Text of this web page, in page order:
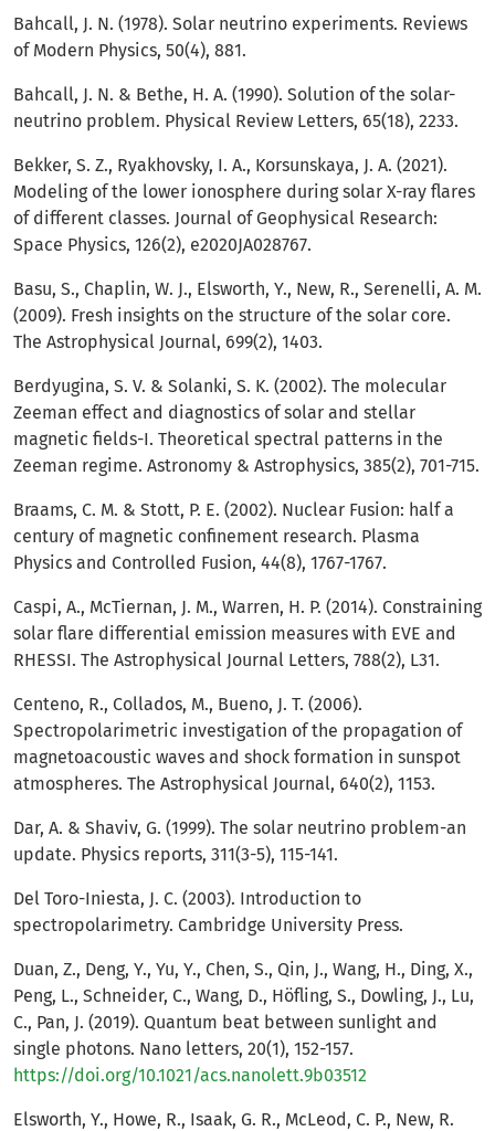
Bahcall, J. N. (1978). Solar neutrino experiments. Reviews
of Modern Physics, 50(4), 881.
Bahcall, J. N. & Bethe, H. A. (1990). Solution of the solar-
neutrino problem. Physical Review Letters, 65(18), 2233.
Bekker, S. Z., Ryakhovsky, I. A., Korsunskaya, J. A. (2021).
Modeling of the lower ionosphere during solar X-ray flares
of different classes. Journal of Geophysical Research:
Space Physics, 126(2), e2020JA028767.
Basu, S., Chaplin, W. J., Elsworth, Y., New, R., Serenelli, A. M.
(2009). Fresh insights on the structure of the solar core.
The Astrophysical Journal, 699(2), 1403.
Berdyugina, S. V. & Solanki, S. K. (2002). The molecular
Zeeman effect and diagnostics of solar and stellar
magnetic fields-I. Theoretical spectral patterns in the
Zeeman regime. Astronomy & Astrophysics, 385(2), 701-715.
Braams, C. M. & Stott, P. E. (2002). Nuclear Fusion: half a
century of magnetic confinement research. Plasma
Physics and Controlled Fusion, 44(8), 1767-1767.
Caspi, A., McTiernan, J. M., Warren, H. P. (2014). Constraining
solar flare differential emission measures with EVE and
RHESSI. The Astrophysical Journal Letters, 788(2), L31.
Centeno, R., Collados, M., Bueno, J. T. (2006).
Spectropolarimetric investigation of the propagation of
magnetoacoustic waves and shock formation in sunspot
atmospheres. The Astrophysical Journal, 640(2), 1153.
Dar, A. & Shaviv, G. (1999). The solar neutrino problem-an
update. Physics reports, 311(3-5), 115-141.
Del Toro-Iniesta, J. C. (2003). Introduction to
spectropolarimetry. Cambridge University Press.
Duan, Z., Deng, Y., Yu, Y., Chen, S., Qin, J., Wang, H., Ding, X.,
Peng, L., Schneider, C., Wang, D., Höfling, S., Dowling, J., Lu,
C., Pan, J. (2019). Quantum beat between sunlight and
single photons. Nano letters, 20(1), 152-157.
https://doi.org/10.1021/acs.nanolett.9b03512
Elsworth, Y., Howe, R., Isaak, G. R., McLeod, C. P., New, R.